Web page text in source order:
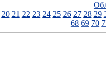
20 21 22 23 24 25 26 27 28 29
68 69 70